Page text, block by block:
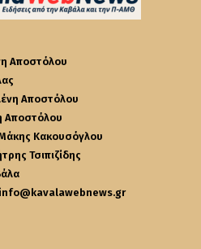
Αποστόλου
Αποστόλου
Αποστόλου
Κακουσόγλου
Τσιπιζίδης